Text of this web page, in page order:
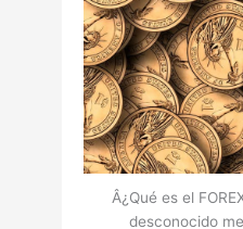
Â¿Qué es el
desconocido